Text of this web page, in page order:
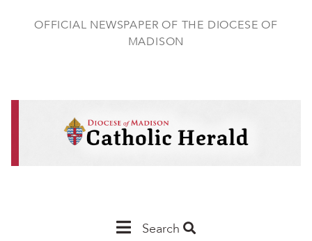
OFFICIAL NEWSPAPER OF THE DIOCESE OF
MADISON
MainSearch